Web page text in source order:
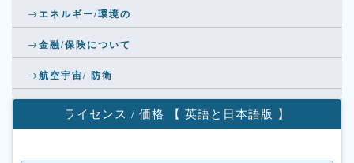
エネルギー/環境の
金融/保険について
航空宇宙/ 防衛
ライセンス / 価格 【 英語と日本語版 】